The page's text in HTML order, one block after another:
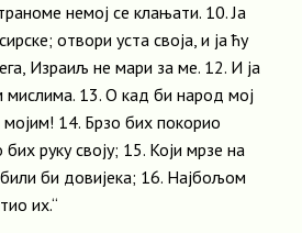
немој се клањати. 10. Ја
отвори уста своја, и ја ћу
Израиљ не мари за ме. 12. И ја
мислима. 13. О кад би народ мој
14. Брзо бих покорио
руку своју; 15. Који мрзе на
би довијека; 16. Најбољом
их.“